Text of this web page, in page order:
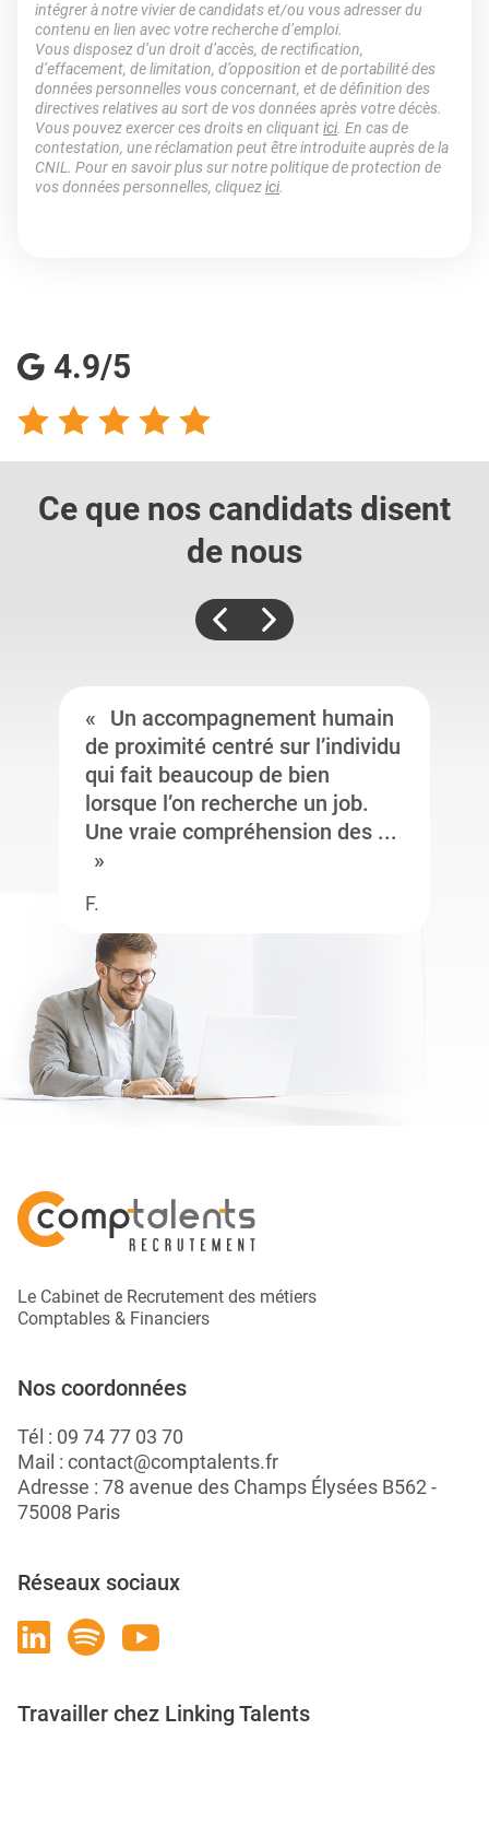
intégrer à notre vivier de candidats et/ou vous adresser du
contenu en lien avec votre recherche d’emploi.
Vous disposez d’un droit d’accès, de rectification,
d’effacement, de limitation, d’opposition et de portabilité des
données personnelles vous concernant, et de définition des
directives relatives au sort de vos données après votre décès.
Vous pouvez exercer ces droits en cliquantici. En cas de
contestation, une réclamation peut être introduite auprès de la
CNIL. Pour en savoir plus sur notre politique de protection de
vos données personnelles, cliquezici.
4.9/5
Ce que nos candidats disent
de nous
Un accompagnement humain
de proximité centré sur l’individu
qui fait beaucoup de bien
lorsque l’on recherche un job.
Une vraie compréhension des ...
F.
Le Cabinet de Recrutement des métiers
Comptables & Financiers
Nos coordonnées
Tél : 09 74 77 03 70
Mail : contact@comptalents.fr
Adresse : 78 avenue des Champs Élysées B562 -
75008 Paris
Réseaux sociaux
Travailler chez Linking Talents